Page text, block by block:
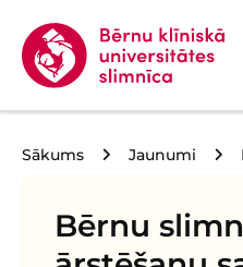
Sākums Jaunumi
Bērnu